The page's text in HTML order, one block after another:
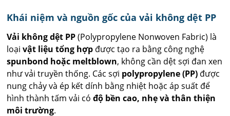
Khái niệm và nguồn gốc của vải không dệt PP
Vải không dệt PP(Polypropylene Nonwoven Fabric) là
loạivật liệu tổng hợp được tạo ra bằng công nghệ
spunbond hoặc meltblown, không cần dệt sợi đan xen
như vải truyền thống. Các sợi polypropylene (PP) được
nung chảy và ép kết dính bằng nhiệt hoặc áp suất để
hình thành tấm vải cóđộ bền cao, nhẹ và thân thiện
môi trường.